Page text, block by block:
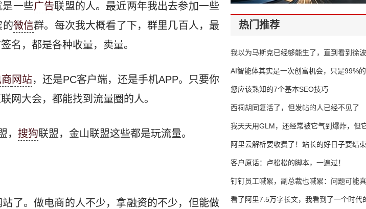
一些广告联盟的人。最近两年我出去参加一些
的微信群。每次我大概看了下，群里几百人，最
名，都是各种收量，卖量。
网站，还是PC客户端，还是手机APP。只要你
网大会，都能找到流量圈的人。
， 搜狗联盟，金山联盟这些都是玩流量。
了。做电商的人不少，拿融资的不少，但能做
热门推荐
我以为马斯克已经够能生了，直到看到
AI智能体其实是一次创富机会，只是99%
错过了
您应该熟知的7个基本SEO技巧
西祠胡同复活了，但发帖的人已经不见了
我天天用GLM，还经常被它气到爆炸，但
16万亿
阿里云解析要收费了！站长的好日子要结
客户原话：卢松松的脚本，一遍过！
钉钉员工喊累，副总裁也喊累：问题可能
了
看了阿里7.5万字长文，我看到了一个时代